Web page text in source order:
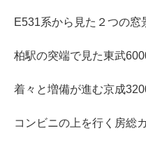
E531系から見た２つの窓
柏駅の突端で見た東武
着々と増備が進む京成
コンビニの上を行く房総